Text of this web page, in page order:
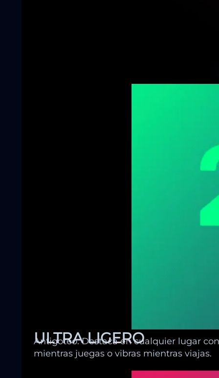
ULTRA LIGERO
Antigoteo. Destaca en cualquier lugar
mientras juegas o vibras mientras viajas.